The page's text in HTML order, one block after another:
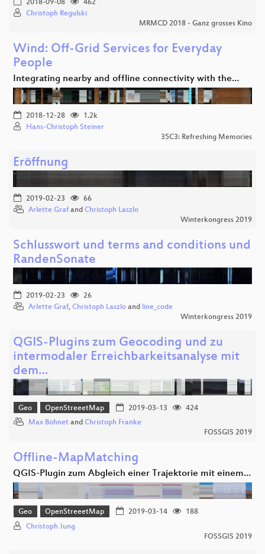
2018-09-08
462
Christoph Regulski
MRMCD 2018 - Ganz grosses Kino
Wind: Off-Grid Services for Everyday
People
Integrating nearby and offline connectivity with the…
2018-12-28
1.2k
Hans-Christoph Steiner
35C3: Refreshing Memories
Eröffnung
2019-02-23
66
Arlette Graf and Christoph Laszlo
Winterkongress 2019
Schlusswort und terms and conditions und
RandenSonate
2019-02-23
26
Arlette Graf, Christoph Laszlo and
line_code
Winterkongress 2019
QGIS-Plugins zum Geocoding und zu
intermodaler Erreichbarkeitsanalyse mit
dem…
Geo OpenStreeetMap 2019-03-13
424
Max Bohnet and Christoph Franke
FOSSGIS 2019
Offline-MapMatching
QGIS-Plugin zum Abgleich einer Trajektorie mit einem…
Geo OpenStreeetMap 2019-03-14
188
Christoph Jung
FOSSGIS 2019